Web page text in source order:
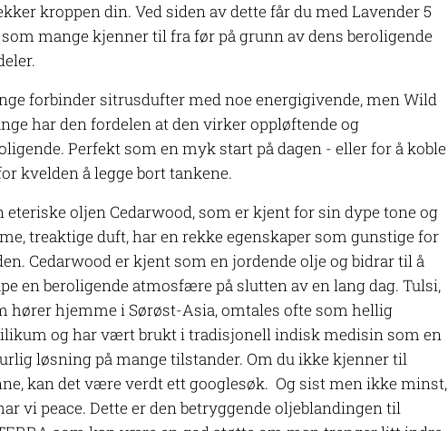
kroppen din. Ved siden av dette får du med Lavender 5
mange kjenner til fra før på grunn av dens beroligende
forbinder sitrusdufter med noe energigivende, men Wild
har den fordelen at den virker oppløftende og
Perfekt som en myk start på dagen - eller for å koble
kvelden å legge bort tankene.
eteriske oljen Cedarwood, som er kjent for sin dype tone og
treaktige duft, har en rekke egenskaper som gunstige for
Cedarwood er kjent som en jordende olje og bidrar til å
en beroligende atmosfære på slutten av en lang dag. Tulsi,
hører hjemme i Sørøst-Asia, omtales ofte som hellig
og har vært brukt i tradisjonell indisk medisin som en
løsning på mange tilstander. Om du ikke kjenner til
kan det være verdt ett googlesøk. Og sist men ikke minst,
vi peace. Dette er den betryggende oljeblandingen til